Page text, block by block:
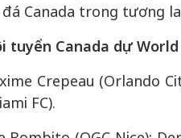
Canada trong tương
tuyển Canada dự World
Crepeau (Orlando
FC).